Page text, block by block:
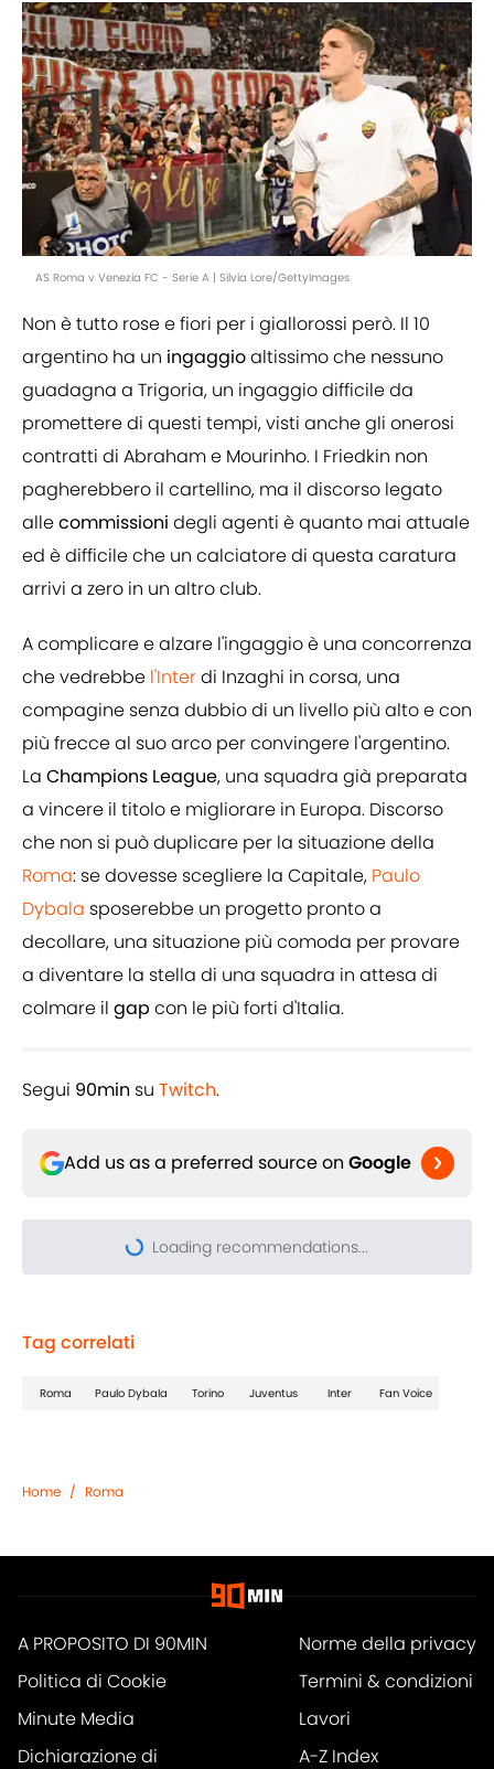
AS Roma v Venezia FC - Serie A | Silvia Lore/GettyImages
Non è tutto rose e fiori per i giallorossi però. Il 10
argentino ha un ingaggioaltissimo che nessuno
guadagna a Trigoria, un ingaggio difficile da
promettere di questi tempi, visti anche gli onerosi
contratti di Abraham e Mourinho. I Friedkin non
pagherebbero il cartellino, ma il discorso legato
allecommissioni degli agenti è quanto mai attuale
ed è difficile che un calciatore di questa caratura
arrivi a zero in un altro club.
A complicare e alzare l'ingaggio è una concorrenza
che vedrebbe l'Interdi Inzaghi in corsa, una
compagine senza dubbio di un livello più alto e con
più frecce al suo arco per convingere l'argentino.
La Champions League, una squadra già preparata
a vincere il titolo e migliorare in Europa. Discorso
che non si può duplicare per la situazione della
Roma: se dovesse scegliere la Capitale, Paulo
Dybala sposerebbe un progetto pronto a
decollare, una situazione più comoda per provare
a diventare la stella di una squadra in attesa di
colmare il gap con le più forti d'Italia.
Segui 90min su Twitch.
Add us as a preferred source on Google
Loading recommendations...
Please wait while we load
Tag correlati
Roma Paulo Dybala Torino Juventus Inter Fan Voice
Home / Roma
A PROPOSITO DI 90MIN
Norme della privacy
Politica di Cookie
Termini & condizioni
Minute Media
Lavori
Dichiarazione di
A-Z Index